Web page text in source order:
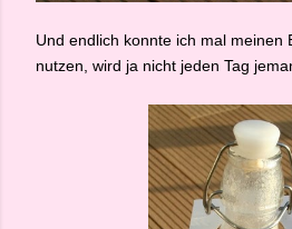
Und endlich konnte ich mal meinen
nutzen, wird ja nicht jeden Tag